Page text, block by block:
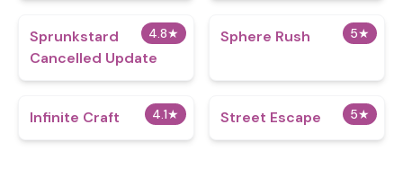
4.8★
Sprunkstard
Cancelled Update
5★
Sphere Rush
4.1★
Infinite Craft 5★
Street Escape